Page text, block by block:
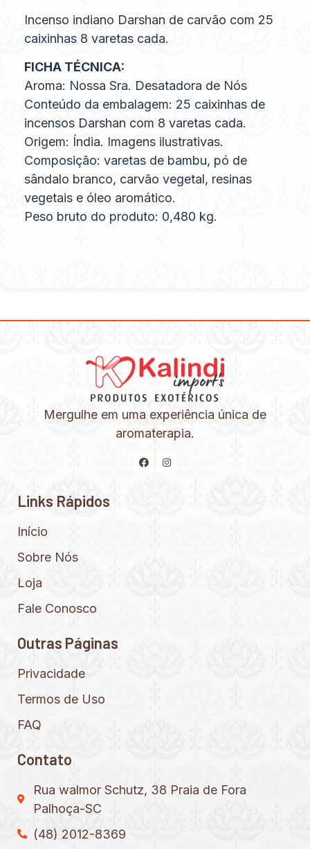
Incenso indiano Darshan de carvão com 25
caixinhas 8 varetas cada.
FICHA TÉCNICA:
Aroma: Nossa Sra. Desatadora de Nós
Conteúdo da embalagem: 25 caixinhas de
incensos Darshan com 8 varetas cada.
Origem: Índia. Imagens ilustrativas.
Composição: varetas de bambu, pó de
sândalo branco, carvão vegetal, resinas
vegetais e óleo aromático.
Peso bruto do produto: 0,480 kg.
Mergulhe em uma experiência única de
aromaterapia.
Links Rápidos
Início
Sobre Nós
Loja
Fale Conosco
Outras Páginas
Privacidade
Termos de Uso
FAQ
Contato
Rua walmor Schutz, 38 Praia de Fora
Palhoça-SC
(48) 2012-8369